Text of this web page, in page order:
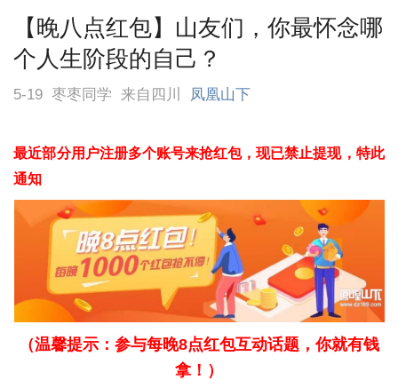
【晚八点红包】山友们，你最怀念哪
个人生阶段的自己？
5-19 枣枣同学 来自四川 凤凰山下
最近部分用户注册多个账号来抢红包，现已禁止提现，特此
通知
（温馨提示：参与每晚8点红包互动话题，你就有钱
拿！）